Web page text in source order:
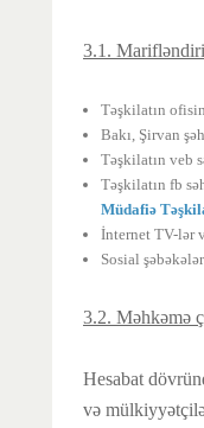
3.1.
Təşkilatın
Bakı, Şirvan
Təşkilatın veb
Təşkilatın fb
Müdafiə
İnternet TV-lər
Sosial
3.2. Məhkəmə
Hesabat
və